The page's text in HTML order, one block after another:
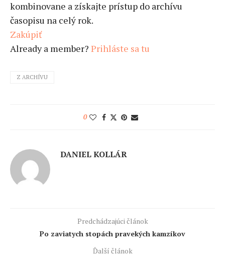
kombinovane a získajte prístup do archívu
časopisu na celý rok.
Zakúpiť
Already a member? Prihláste sa tu
Z ARCHÍVU
0
DANIEL KOLLÁR
Predchádzajúci článok
Po zaviatych stopách pravekých kamzíkov
Ďalší článok